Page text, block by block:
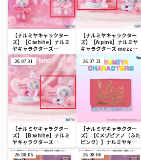
【ナルミヤキャラクター
ズ】【C:white】ナルミ
ヤキャラクターズ
mezzo piano ぬいぐる
みマスコット ～Ribbon
～
【ナルミヤキャラクター
ズ】【A:pink】ナルミヤ
キャラクターズ mezzo
piano withぬいぐるみ
～Ribbon～
26.07.31
【ナルミヤキャラクター
ズ】【B:white】ナルミ
ヤキャラクターズ
mezzo piano withぬい
ぐるみ ～Ribbon～
26.07.21
【ナルミヤキャラクター
ズ】【Cメゾピアノ（ふた
ピンク）】ナルミヤキャ
ラクターズ ミニウォレッ
ト
26.08.06 26.08.06